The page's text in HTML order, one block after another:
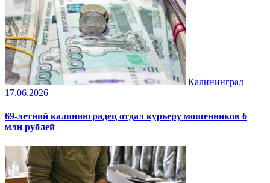
Калининград
17.06.2026
69-летний калининградец отдал курьеру мошенников 6
млн рублей